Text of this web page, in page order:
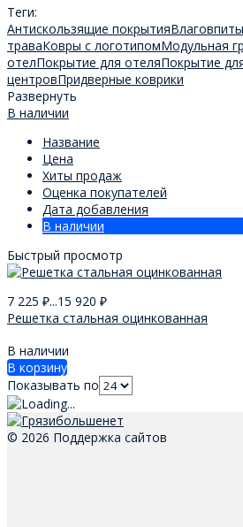
Теги:
Антискользящие покрытия
траваКовры с логотипомМодульная
отелПокрытие для отеляПокрытие
центровПридверные коврики
Развернуть
В наличии
Название
Цена
Хиты продаж
Оценка покупателей
Дата добавления
В наличии
Быстрый просмотр
7 225 ₽...15 920 ₽
Решетка стальная оцинкованная
В наличии
В корзину
Показывать по
© 2026 Поддержка сайтов